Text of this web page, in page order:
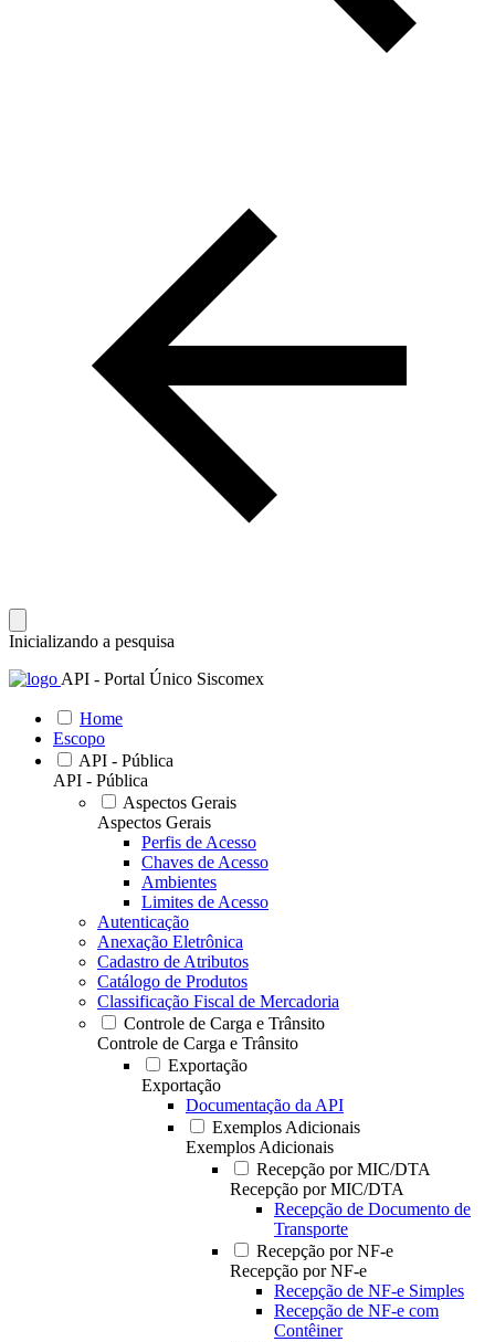
Inicializando a pesquisa
API - Portal Único Siscomex
Home
Escopo
API - Pública
API - Pública
Aspectos Gerais
Aspectos Gerais
Perfis de Acesso
Chaves de Acesso
Ambientes
Limites de Acesso
Autenticação
Anexação Eletrônica
Cadastro de Atributos
Catálogo de Produtos
Classificação Fiscal de Mercadoria
Controle de Carga e Trânsito
Controle de Carga e Trânsito
Exportação
Exportação
Documentação da API
Exemplos Adicionais
Exemplos Adicionais
Recepção por MIC/DTA
Recepção por MIC/DTA
Recepção de Documento de
Transporte
Recepção por NF-e
Recepção por NF-e
Recepção de NF-e Simples
Recepção de NF-e com
Contêiner